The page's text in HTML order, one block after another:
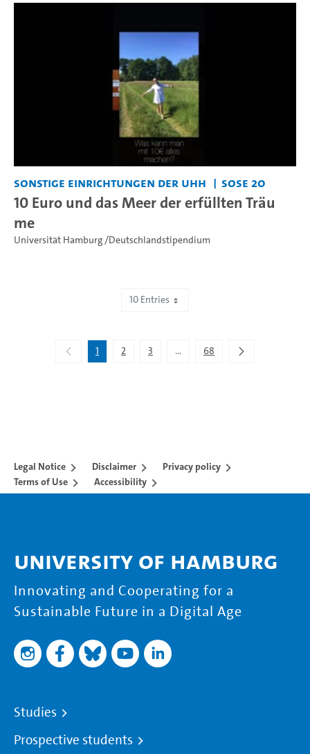
Sonstige Einrichtungen der UHH SoSe 20
10 Euro und das Meer der erfüllten Träu
me
Universität Hamburg /Deutschlandstipendium
10 Entries
1 2 3 ...Intermediate Pages Use TAB to
68
Legal Notice Disclaimer
Privacy policy
Terms of Use
Accessibility
University of Hamburg
Innovating and Cooperating for a
Sustainable Future in a Digital Age
Studies
Prospective students